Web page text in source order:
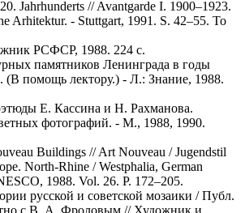
Jahrhunderts // Avantgarde I. 1900–1923.
Arhitektur. - Stuttgart, 1991. S. 42–55. То
РСФСР, 1988. 224 с.
памятников Ленинграда в годы
(В помощь лектору.) - Л.: Знание, 1988.
Е. Кассина и Н. Рахманова.
фотографий. - М., 1988, 1990.
Buildings // Art Nouveau / Jugendstil
North-Rhine / Westphalia, German
1988. Vol. 26. Р. 172–205.
русской и советской мозаики / Публ.